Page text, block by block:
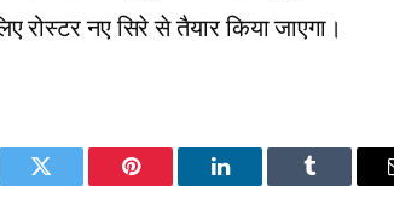
रोस्टर नए सिरे से तैयार किया जाएगा।
Twitter Pinterest LinkedIn Tumblr